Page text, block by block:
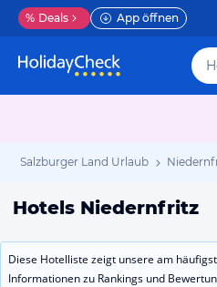
% Deals App öffnen
Salzburger Land Urlaub
Hotels Niedernfritz
Diese Hotelliste zeigt unsere am
Informationen zu Rankings und